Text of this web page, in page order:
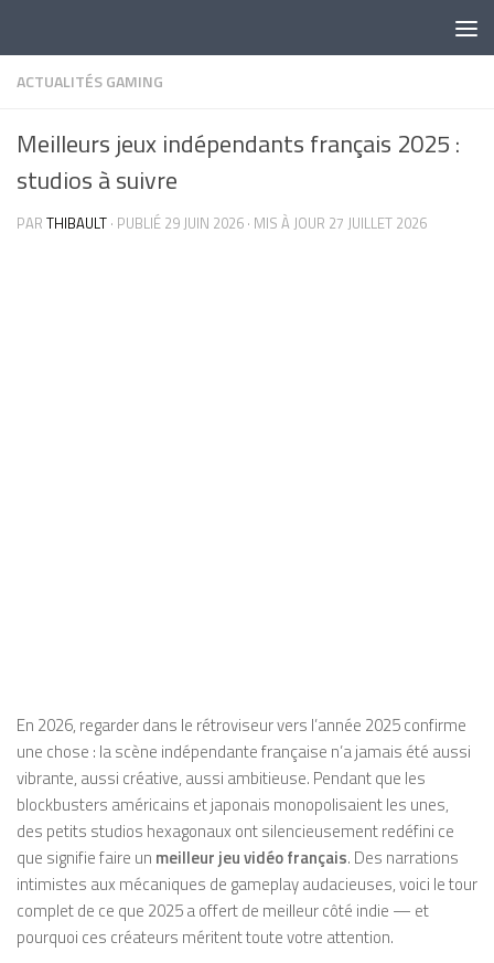
ACTUALITÉS GAMING
Meilleurs jeux indépendants français 2025 :
studios à suivre
PAR THIBAULT · PUBLIÉ 29 JUIN 2026 · MIS À JOUR 27 JUILLET 2026
En 2026, regarder dans le rétroviseur vers l’année 2025 confirme
une chose : la scène indépendante française n’a jamais été aussi
vibrante, aussi créative, aussi ambitieuse. Pendant que les
blockbusters américains et japonais monopolisaient les unes,
des petits studios hexagonaux ont silencieusement redéfini ce
que signifie faire un meilleur jeu vidéo français. Des narrations
intimistes aux mécaniques de gameplay audacieuses, voici le tour
complet de ce que 2025 a offert de meilleur côté indie — et
pourquoi ces créateurs méritent toute votre attention.